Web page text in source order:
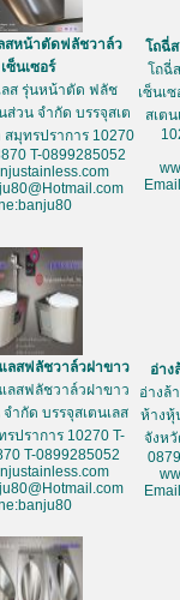
สหน้าตัดฟลัชวาล์ว
เซ็นเซอร์
ลส รุ่นหน้าตัด ฟลัช
ส่วน จำกัด บรรจุสเต
สมุทรปราการ 10270
T-0899285052
โถฉี่
โถฉี่
เซ็นเ
สเต
ลสฟลัชวาล์วฝาขาว
ลสฟลัชวาล์วฝาขาว
ำกัด บรรจุสเตนเลส
ปราการ 10270 T-
T-0899285052
อ่าง
อ่างล้
ห้างหุ้
จังห